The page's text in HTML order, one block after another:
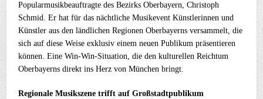
Popularmusikbeauftragte des Bezirks Oberbayern, Christoph
Schmid. Er hat für das nächtliche Musikevent Künstlerinnen und
Künstler aus den ländlichen Regionen Oberbayerns versammelt, die
sich auf diese Weise exklusiv einem neuen Publikum präsentieren
können. Eine Win-Win-Situation, die den kulturellen Reichtum
Oberbayerns direkt ins Herz von München bringt.
Regionale Musikszene trifft auf Großstadtpublikum